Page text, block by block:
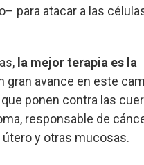
para atacar a las
la mejor terapia es la
gran avance en este
ponen contra las
responsable de
útero y otras mucosas.